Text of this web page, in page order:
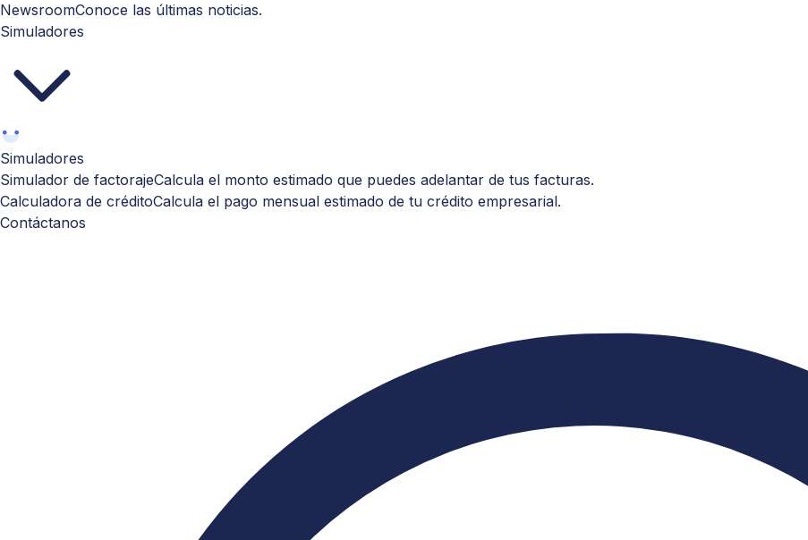
NewsroomConoce las últimas noticias.
Simuladores
Simuladores
Simulador de factorajeCalcula el monto estimado que puedes adelantar de tus facturas.
Calculadora de créditoCalcula el pago mensual estimado de tu crédito empresarial.
Contáctanos